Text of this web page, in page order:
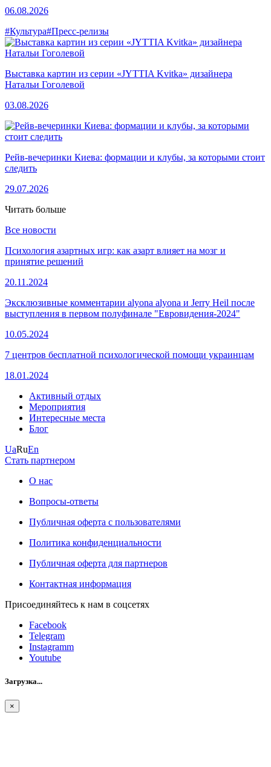
06.08.2026
#Культура#Пресс-релизы
Выставка картин из серии «JYTTIA Kvitka» дизайнера
Натальи Гоголевой
03.08.2026
Рейв-вечеринки Киева: формации и клубы, за которыми стоит
следить
29.07.2026
Читать больше
Все новости
Психология азартных игр: как азарт влияет на мозг и
принятие решений
20.11.2024
Эксклюзивные комментарии alyona alyona и Jerry Heil после
выступления в первом полуфинале "Евровидения-2024"
10.05.2024
7 центров бесплатной психологической помощи украинцам
18.01.2024
Активный отдых
Мероприятия
Интересные места
Блог
UaRuEn
Стать партнером
О нас
Вопросы-ответы
Публичная оферта с пользователями
Политика конфиденциальности
Публичная оферта для партнеров
Контактная информация
Присоединяйтесь к нам в соцсетях
Facebook
Telegram
Instagramm
Youtube
Загрузка...
×